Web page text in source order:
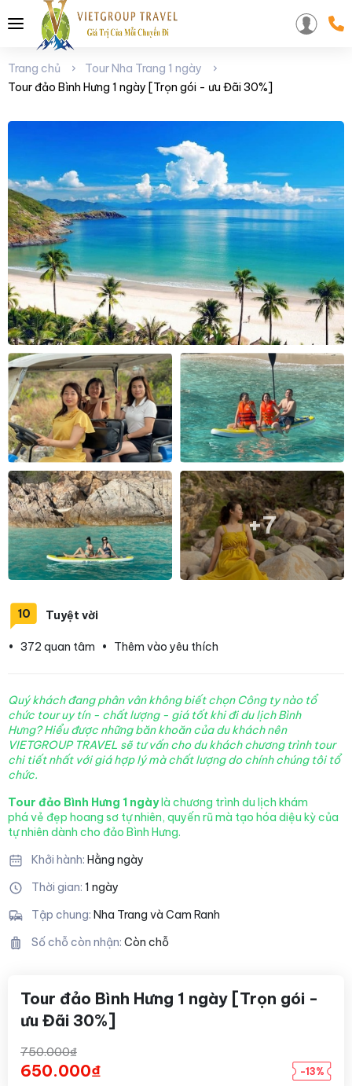
Trang chủ
Tour Nha Trang 1 ngày
Tour đảo Bình Hưng 1 ngày [Trọn gói - ưu Đãi 30%]
+7
10 Tuyệt vời
• 372 quan tâm • Thêm vào yêu thích
Quý khách đang phân vân không biết chọn Công ty nào tổ
chức tour uy tín - chất lượng - giá tốt khi đi du lịch Bình
Hưng? Hiểu được những băn khoăn của du khách nên
VIETGROUP TRAVEL sẽ tư vấn cho du khách chương trình tour
chi tiết nhất với giá hợp lý mà chất lượng do chính chúng tôi tổ
chức.
Tour đảo Bình Hưng 1 ngàylà chương trình du lịch khám
phá vẻ đẹp hoang sơ tự nhiên, quyến rũ mà tạo hóa diệu kỳ của
tự nhiên dành cho đảo Bình Hưng.
Khởi hành: Hằng ngày
Thời gian: 1 ngày
Tập chung: Nha Trang và Cam Ranh
Số chỗ còn nhận: Còn chỗ
Tour đảo Bình Hưng 1 ngày [Trọn gói -
ưu Đãi 30%]
750.000₫
650.000₫ -13%